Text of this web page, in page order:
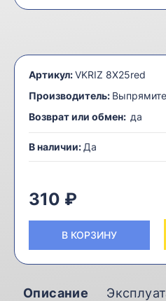
Артикул:VKRIZ 8X25red
Производитель:
Возврат или обмен: да
В наличии: Да
310 ₽
В КОРЗИНУ
Описание